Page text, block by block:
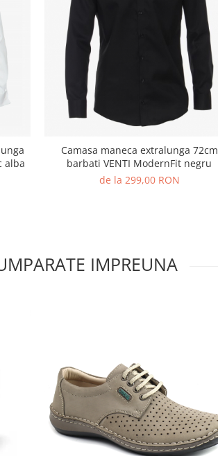
alba
Camasa maneca extralunga 72cm
barbati VENTI ModernFit negru
de la 299,00 RON
IMPREUNA